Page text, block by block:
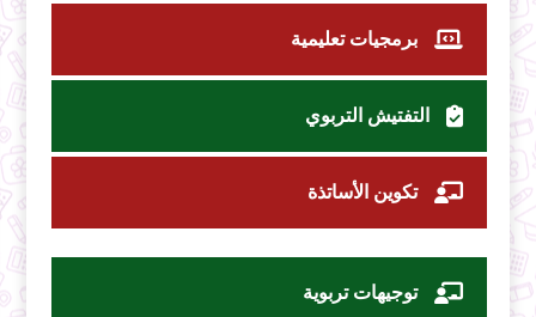
برمجيات تعليمية
التفتيش التربوي
تكوين الأساتذة
توجيهات تربوية